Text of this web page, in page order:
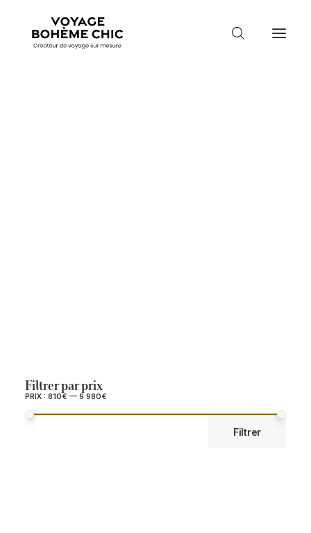
Filtrer par prix
Filtrer
PRIX : 810€ — 9 980€